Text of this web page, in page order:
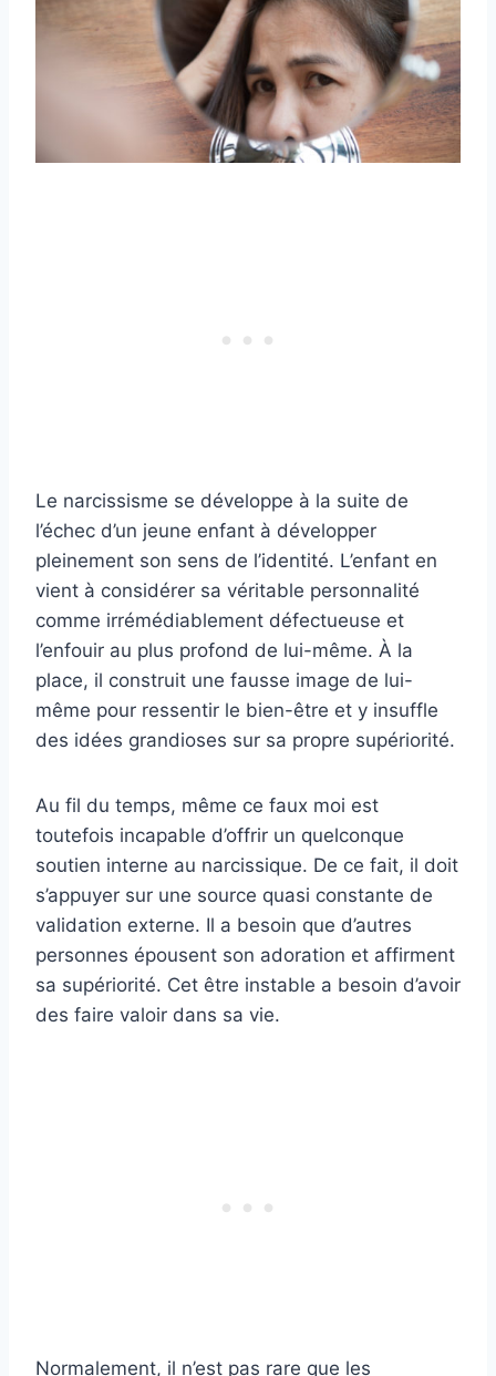
Le narcissisme se développe à la suite de
l’échec d’un jeune enfant à développer
pleinement son sens de l’identité. L’enfant en
vient à considérer sa véritable personnalité
comme irrémédiablement défectueuse et
l’enfouir au plus profond de lui-même. À la
place, il construit une fausse image de lui-
même pour ressentir le bien-être et y insuffle
des idées grandioses sur sa propre supériorité.
Au fil du temps, même ce faux moi est
toutefois incapable d’offrir un quelconque
soutien interne au narcissique. De ce fait, il doit
s’appuyer sur une source quasi constante de
validation externe. Il a besoin que d’autres
personnes épousent son adoration et affirment
sa supériorité. Cet être instable a besoin d’avoir
des faire valoir dans sa vie.
Normalement, il n’est pas rare que les